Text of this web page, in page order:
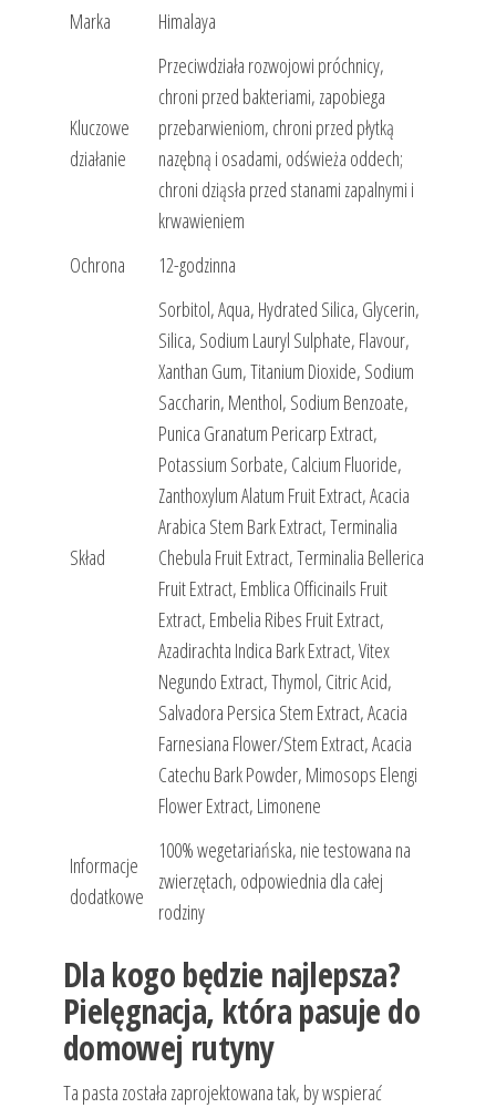
Marka Himalaya
Kluczowe
działanie
Przeciwdziała rozwojowi próchnicy,
chroni przed bakteriami, zapobiega
przebarwieniom, chroni przed płytką
nazębną i osadami, odświeża oddech;
chroni dziąsła przed stanami zapalnymi i
krwawieniem
Ochrona
12-godzinna
Skład
Sorbitol, Aqua, Hydrated Silica, Glycerin,
Silica, Sodium Lauryl Sulphate, Flavour,
Xanthan Gum, Titanium Dioxide, Sodium
Saccharin, Menthol, Sodium Benzoate,
Punica Granatum Pericarp Extract,
Potassium Sorbate, Calcium Fluoride,
Zanthoxylum Alatum Fruit Extract, Acacia
Arabica Stem Bark Extract, Terminalia
Chebula Fruit Extract, Terminalia Bellerica
Fruit Extract, Emblica Officinails Fruit
Extract, Embelia Ribes Fruit Extract,
Azadirachta Indica Bark Extract, Vitex
Negundo Extract, Thymol, Citric Acid,
Salvadora Persica Stem Extract, Acacia
Farnesiana Flower/Stem Extract, Acacia
Catechu Bark Powder, Mimosops Elengi
Flower Extract, Limonene
Informacje
dodatkowe
100% wegetariańska, nie testowana na
zwierzętach, odpowiednia dla całej
rodziny
Dla kogo będzie najlepsza?
Pielęgnacja, która pasuje do
domowej rutyny
Ta pasta została zaprojektowana tak, by wspierać